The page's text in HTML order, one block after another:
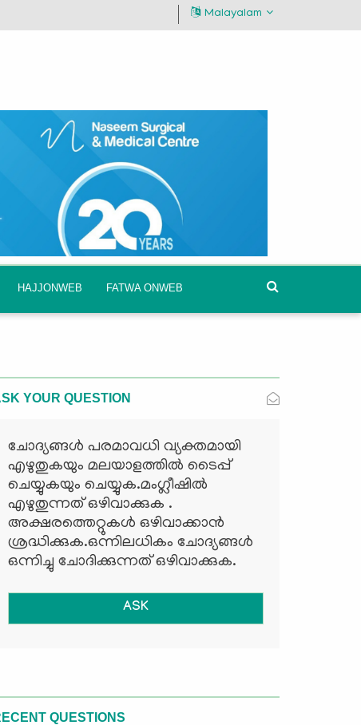
Malayalam
HAJJONWEB FATWA ONWEB
YOUR QUESTION
ചോദ്യങ്ങള്‍ പരമാവധി വ്യക്തമായി
എഴുതുകയും മലയാളത്തില്‍ ടൈപ്പ്
ചെയ്യുകയും ചെയ്യുക.മംഗ്ലീഷില്‍
എഴുതുന്നത് ഒഴിവാക്കുക .
അക്ഷരത്തെറ്റുകള്‍ ഒഴിവാക്കാന്‍
ശ്രദ്ധിക്കുക.ഒന്നിലധികം ചോദ്യങ്ങള്‍
ഒന്നിച്ചു ചോദിക്കുന്നത് ഒഴിവാക്കുക.
ASK
QUESTIONS